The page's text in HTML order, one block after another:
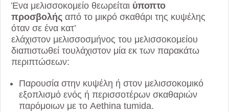
Ένα μελισσοκομείο θεωρείται ύποπτο
προσβολής από το μικρό σκαθάρι της κυψέλης
όταν σε ένα κατ’
ελάχιστον μελισσοσμήνος του μελισσοκομείου
διαπιστωθεί τουλάχιστον μία εκ των παρακάτω
περιπτώσεων:
Παρουσία στην κυψέλη ή στον μελισσοκομικό
εξοπλισμό ενός ή περισσοτέρων σκαθαριών
παρόμοιων με το Aethina tumida.